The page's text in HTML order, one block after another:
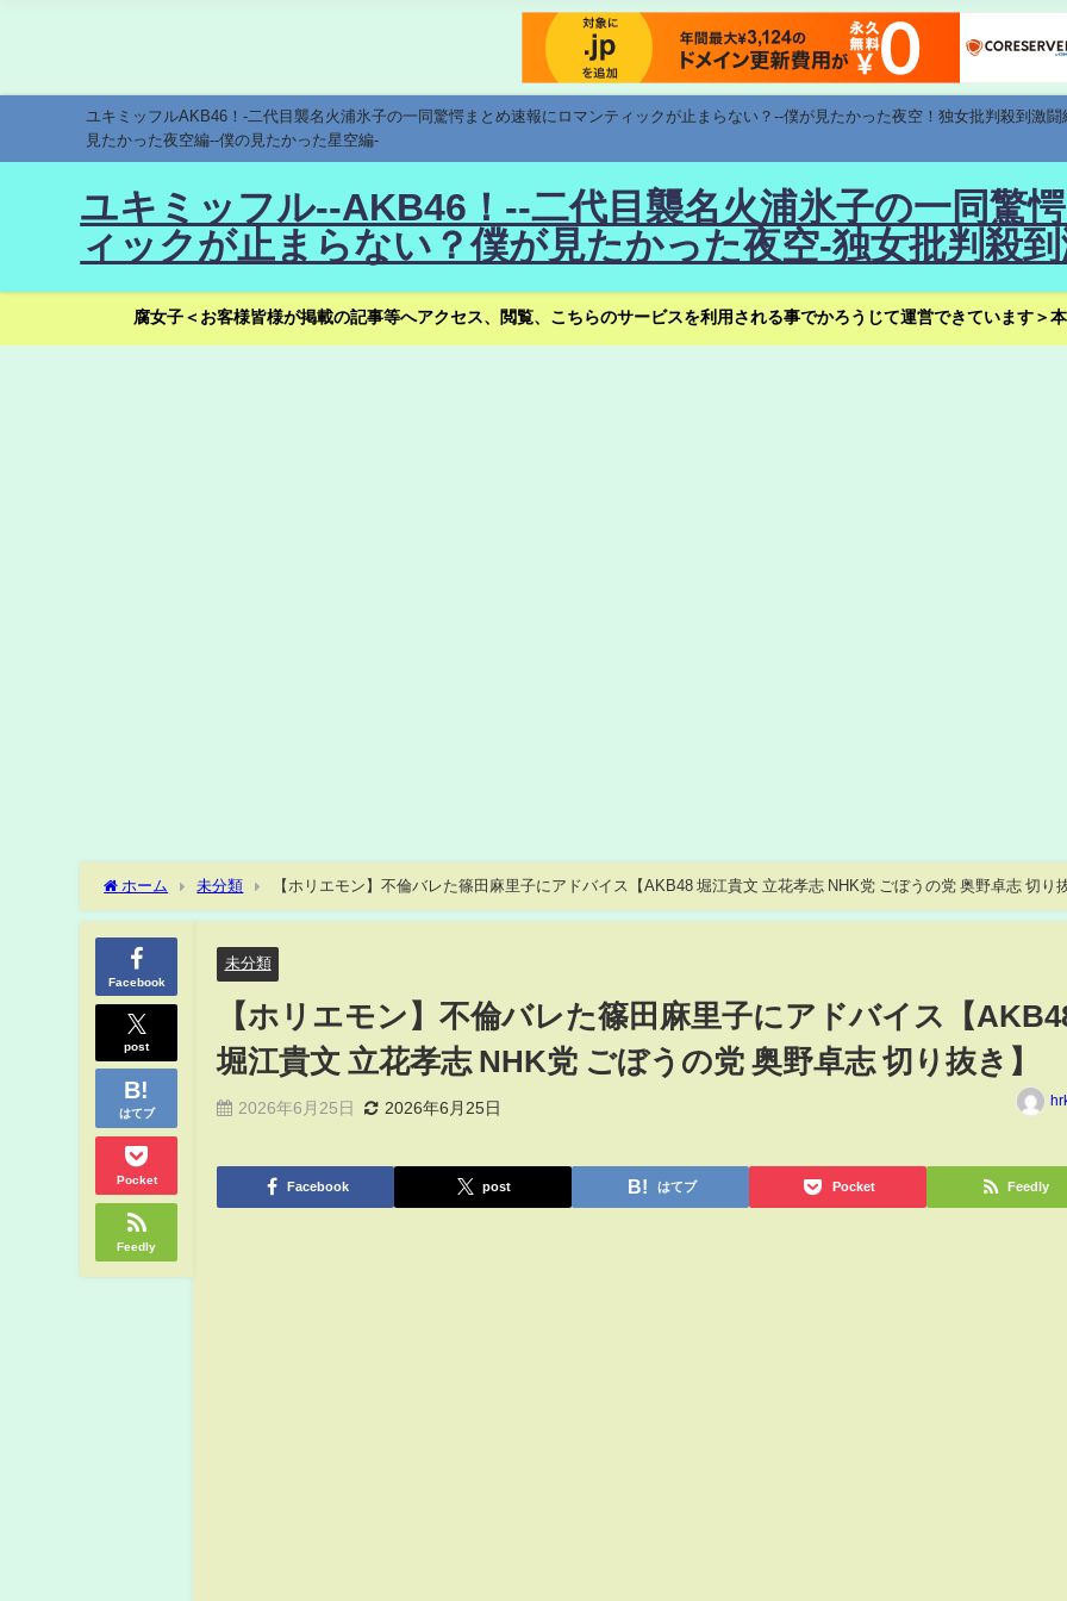
ユキミッフルAKB46！-二代目襲名火浦氷子の一同驚愕まとめ速報にロマンティックが止まらない？--僕が見たかった夜空！独女批判殺到激
見たかった夜空編--僕の見たかった星空編-
ユキミッフル--AKB46！--二代目襲名火浦氷子の一同驚
ィックが止まらない？僕が見たかった夜空-独女批判殺
腐女子＜お客様皆様が掲載の記事等へアクセス、閲覧、こちらのサービスを利用される事でかろうじて運営できています＞
ホーム 未分類 【ホリエモン】不倫バレた篠田麻里子にアドバイス【AKB48 堀江貴文 立花孝志 NHK党 ごぼうの党 奥野卓志 切り抜
Facebook
post
はてブ
Pocket
Feedly
未分類
【ホリエモン】不倫バレた篠田麻里子にアドバイス【
堀江貴文 立花孝志 NHK党 ごぼうの党 奥野卓志 切り抜き】
2026年6月25日 2026年6月25日
Facebook post はてブ Pocket Feedly